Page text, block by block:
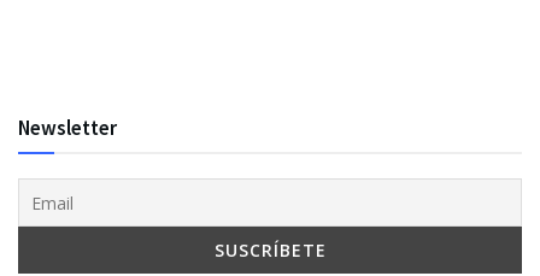
Newsletter